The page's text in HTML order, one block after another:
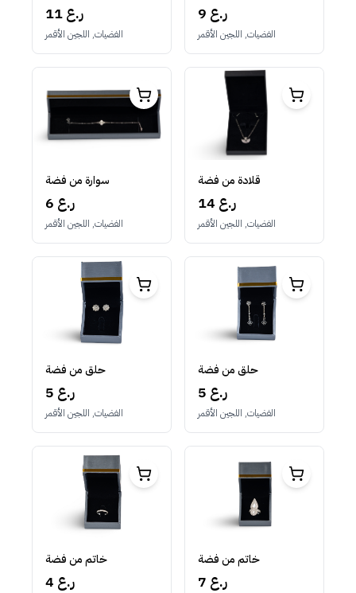
11 ر.ع
الفضيات, اللجين الأقمر
9 ر.ع
الفضيات, اللجين الأقمر
سوارة من فضة
6 ر.ع
الفضيات, اللجين الأقمر
قلادة من فضة
14 ر.ع
الفضيات, اللجين الأقمر
حلق من فضة
5 ر.ع
الفضيات, اللجين الأقمر
حلق من فضة
5 ر.ع
الفضيات, اللجين الأقمر
خاتم من فضة
4 ر.ع
خاتم من فضة
7 ر.ع